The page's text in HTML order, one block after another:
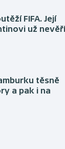
FIFA. Její
už nevěří
těsně
a pak i na